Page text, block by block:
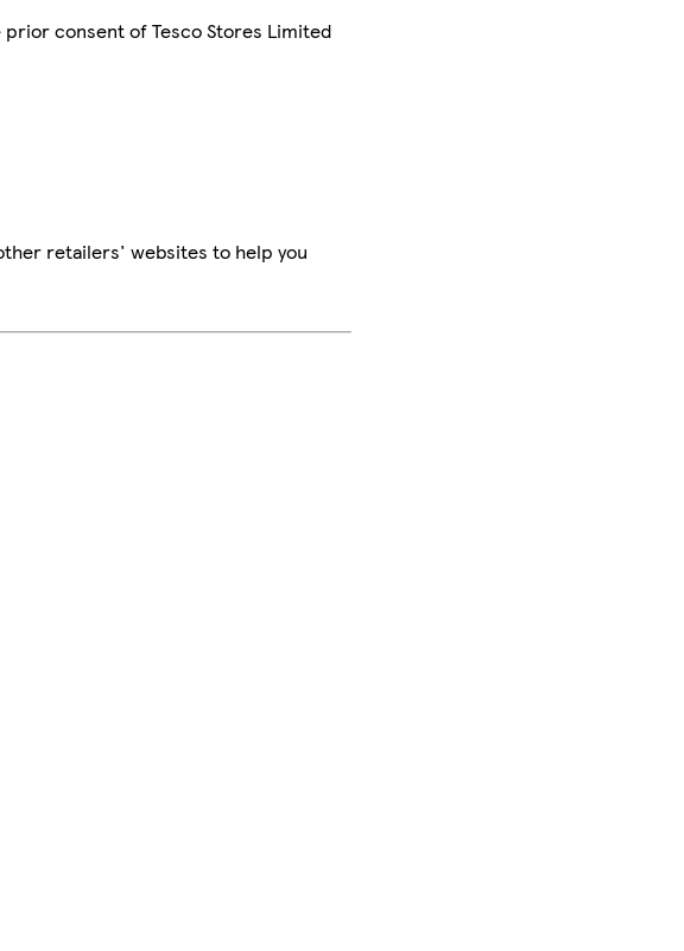
consent of Tesco Stores Limited
retailers' websites to help you